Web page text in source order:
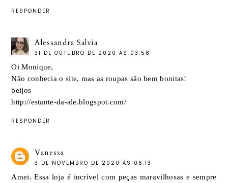
RESPONDER
Alessandra Salvia
31 DE OUTUBRO DE 2020 ÀS 03:58
Oi Monique,
Não conhecia o site, mas as roupas são bem bonitas!
beijos
http://estante-da-ale.blogspot.com/
RESPONDER
Vanessa
3 DE NOVEMBRO DE 2020 ÀS 06:13
Amei. Essa loja é incrível com peças maravilhosas e sempre